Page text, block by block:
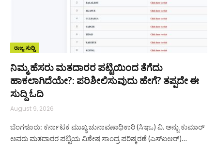
ರಾಜ್ಯ ಸುದ್ದಿ
ನಿಮ್ಮ ಹೆಸರು ಮತದಾರರ ಪಟ್ಟಿಯಿಂದ ತೆಗೆದು
ಹಾಕಲಾಗಿದೆಯೇ?: ಪರಿಶೀಲಿಸುವುದು ಹೇಗೆ? ತಪ್ಪದೇ ಈ
ಸುದ್ದಿ ಓದಿ
August 9, 2026
ಬೆಂಗಳೂರು: ಕರ್ನಾಟಕ ಮುಖ್ಯ ಚುನಾವಣಾಧಿಕಾರಿ (ಸಿಇಒ) ವಿ. ಅನ್ಬು ಕುಮಾರ್
ಅವರು ಮತದಾರರ ಪಟ್ಟಿಯ ವಿಶೇಷ ಸಾಂದ್ರ ಪರಿಷ್ಕರಣೆ (ಎಸ್‌ಐಆರ್)…